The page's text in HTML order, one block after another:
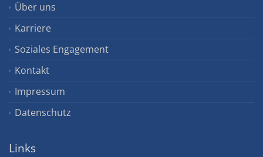
Über uns
Karriere
Soziales Engagement
Kontakt
Impressum
Datenschutz
Links